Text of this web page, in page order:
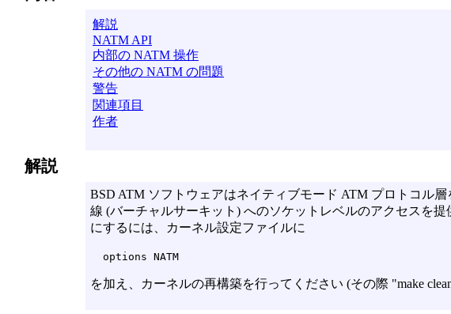
解説
NATM API
内部の NATM 操作
その他の NATM の問題
警告
関連項目
作者
解説
BSD ATM ソフトウェアはネイティブモード ATM プロトコル
線 (バーチャルサーキット) へのソケットレベルのアクセスを
にするには、カーネル設定ファイルに
options NATM
を加え、カーネルの再構築を行ってください (その際 "make